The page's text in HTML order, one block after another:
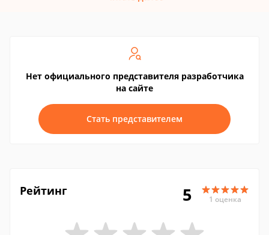
Нет официального представителя разработчика
на сайте
Стать представителем
Рейтинг 5 1 оценка